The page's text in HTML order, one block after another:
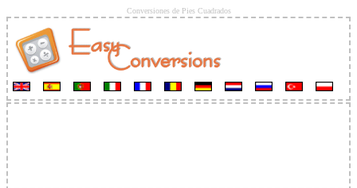
Conversiones de Pies Cuadrados